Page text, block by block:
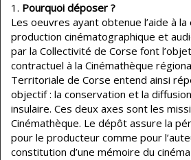
Pourquoi déposer ?
Les oeuvres ayant obtenue l’aide à
production cinématographique et
par la Collectivité de Corse font
contractuel à la Cinémathèque
Territoriale de Corse entend ainsi
objectif : la conservation et la
insulaire. Ces deux axes sont les
Cinémathèque. Le dépôt assure la
pour le producteur comme pour
constitution d’une mémoire du